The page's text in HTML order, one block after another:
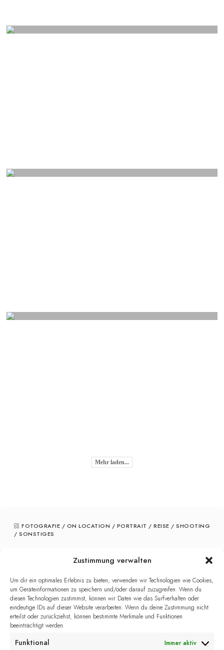
Zustimmung verwalten
Um dir ein optimales Erlebnis zu bieten, verwenden wir Technologien wie Cookies,
um Geräteinformationen zu speichern und/oder darauf zuzugreifen. Wenn du
diesen Technologien zustimmst, können wir Daten wie das Surfverhalten oder
eindeutige IDs auf dieser Website verarbeiten. Wenn du deine Zustimmung nicht
erteilst oder zurückziehst, können bestimmte Merkmale und Funktionen
beeinträchtigt werden.
Funktional Immer aktiv
Mehr laden...
FOTOGRAFIE / ON LOCATION / PORTRAIT / REISE / SHOOTING
/ SONSTIGES
PREV
Sasha
NEXT